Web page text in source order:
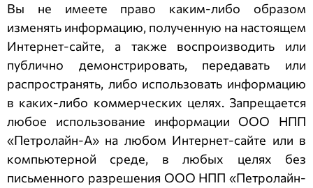
Вы не имеете право каким-либо образом
изменять информацию, полученную на настоящем
Интернет-сайте, а также воспроизводить или
публично демонстрировать, передавать или
распространять, либо использовать информацию
в каких-либо коммерческих целях. Запрещается
любое использование информации ООО НПП
«Петролайн-А» на любом Интернет-сайте или в
компьютерной среде, в любых целях без
письменного разрешения ООО НПП «Петролайн-